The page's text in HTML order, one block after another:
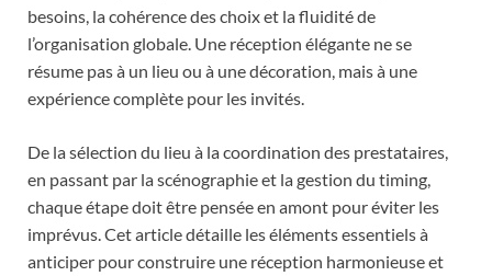
besoins, la cohérence des choix et la fluidité de
l’organisation globale. Une réception élégante ne se
résume pas à un lieu ou à une décoration, mais à une
expérience complète pour les invités.
De la sélection du lieu à la coordination des prestataires,
en passant par la scénographie et la gestion du timing,
chaque étape doit être pensée en amont pour éviter les
imprévus. Cet article détaille les éléments essentiels à
anticiper pour construire une réception harmonieuse et